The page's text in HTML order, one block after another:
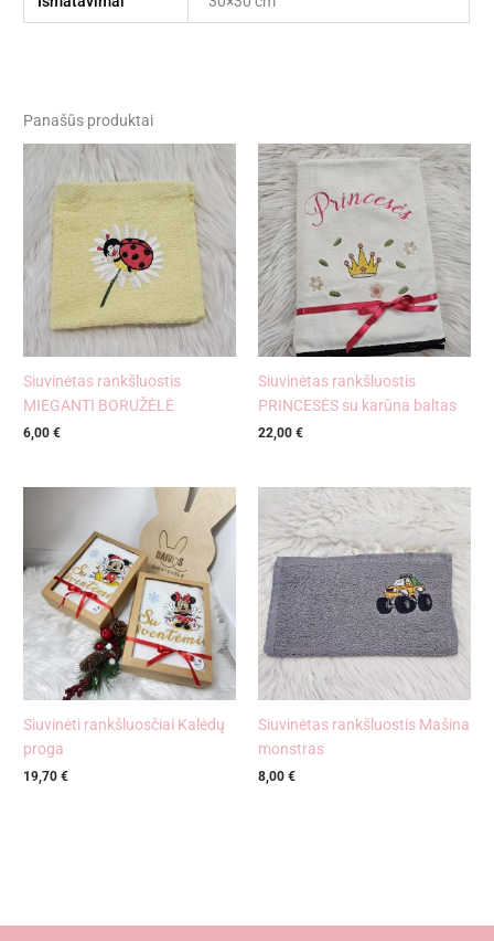
Panašūs produktai
Siuvinėtas rankšluostis
MIEGANTI BORUŽĖLĖ
6,00€
Siuvinėtas rankšluostis
PRINCESĖS su karūna baltas
22,00 €
Siuvinėti rankšluosčiai Kalėdų
proga
19,70€
Siuvinėtas rankšluostis Mašina
monstras
8,00 €